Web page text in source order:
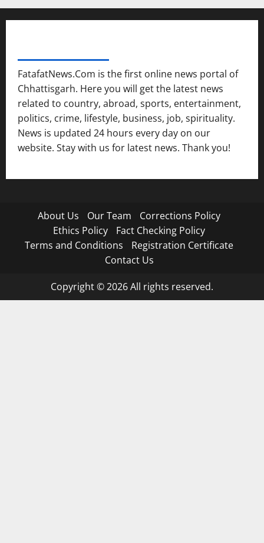
FatafatNews.Com is the first online news portal of
Chhattisgarh. Here you will get the latest news
related to country, abroad, sports, entertainment,
politics, crime, lifestyle, business, job, spirituality.
News is updated 24 hours every day on our
website. Stay with us for latest news. Thank you!
About Us Our Team
Corrections Policy
Ethics Policy
Fact Checking Policy
Terms and Conditions
Registration Certificate
Contact Us
Copyright © 2026 All rights reserved.